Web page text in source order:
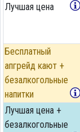
Лучшая цена
Бесплатный
апгрейд кают +
безалкогольные
напитки
Лучшая цена +
безалкогольные